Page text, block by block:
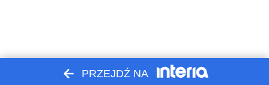
PRZEJDŹ NA